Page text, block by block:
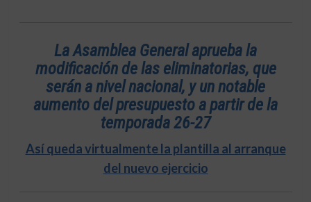
La Asamblea General aprueba la
modificación de las eliminatorias, que
serán a nivel nacional, y un notable
aumento del presupuesto a partir de la
temporada 26-27
Así queda virtualmente la plantilla al arranque
del nuevo ejercicio